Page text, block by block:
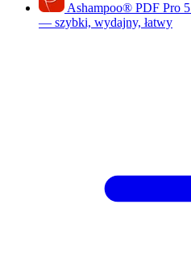
Ashampoo® PDF Pro 5
— szybki, wydajny, łatwy